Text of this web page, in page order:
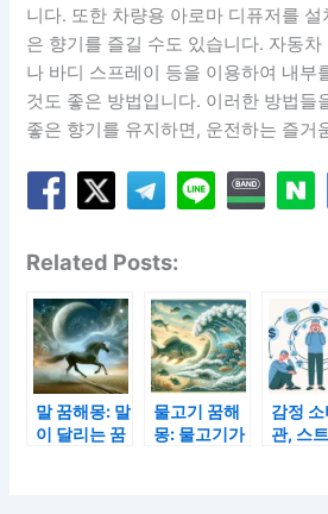
니다. 또한 차량용 아로마 디퓨저를
은 향기를 즐길 수도 있습니다. 자동
나 바디 스프레이 등을 이용하여 내부
것도 좋은 방법입니다. 이러한 방법들
좋은 향기를 유지하면, 운전하는 즐거
Related Posts:
말 꿈해몽: 말
이 달리는 꿈
물고기 꿈해
몽: 물고기가
감정
관, 스